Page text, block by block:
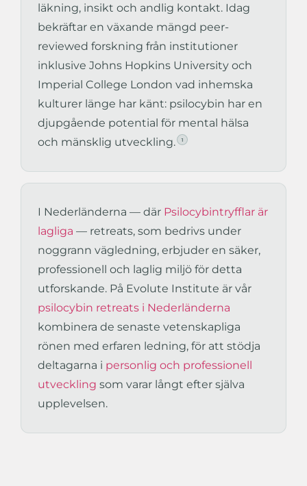
läkning, insikt och andlig kontakt. Idag
bekräftar en växande mängd peer-
reviewed forskning från institutioner
inklusive Johns Hopkins University och
Imperial College London vad inhemska
kulturer länge har känt: psilocybin har en
djupgående potential för mental hälsa
och mänsklig utveckling.
1
I Nederländerna — där Psilocybintryfflar är
lagliga — retreats, som bedrivs under
noggrann vägledning, erbjuder en säker,
professionell och laglig miljö för detta
utforskande. På Evolute Institute är vår
psilocybin retreats i Nederländerna
kombinera de senaste vetenskapliga
rönen med erfaren ledning, för att stödja
deltagarna i personlig och professionell
utveckling som varar långt efter själva
upplevelsen.